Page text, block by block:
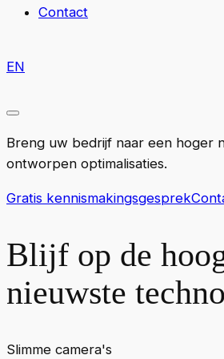
Contact
EN
Breng uw bedrijf naar een hoger
ontworpen optimalisaties.
Gratis kennismakingsgesprek
Blijf op de
nieuwste
Slimme camera's